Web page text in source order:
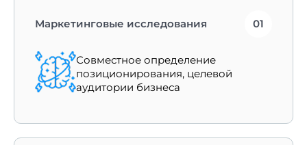
Маркетинговые исследования 01
Совместное определение
позиционирования, целевой
аудитории бизнеса